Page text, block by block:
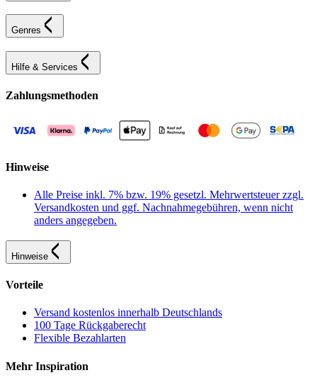
Genres
Hilfe & Services
Zahlungsmethoden
Hinweise
Alle Preise inkl. 7% bzw. 19% gesetzl. Mehrwertsteuer zzgl.
Versandkosten und ggf. Nachnahmegebühren, wenn nicht
anders angegeben.
Hinweise
Vorteile
Versand kostenlos innerhalb Deutschlands
100 Tage Rückgaberecht
Flexible Bezahlarten
Mehr Inspiration